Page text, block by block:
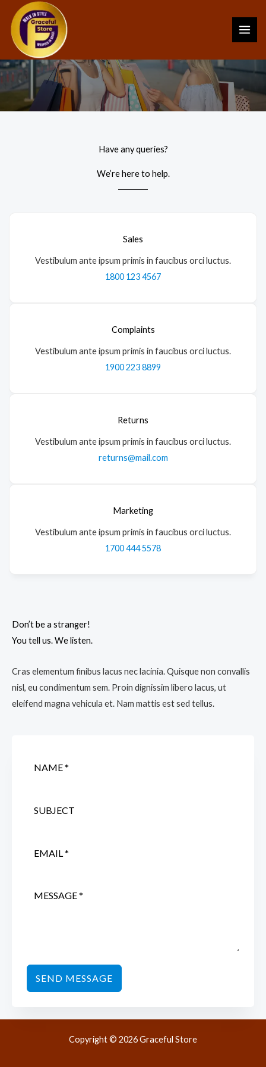
content
Have any queries?
We’re here to help.​
Sales
Vestibulum ante ipsum primis in faucibus orci luctus.
1800 123 4567
Complaints
Vestibulum ante ipsum primis in faucibus orci luctus.
1900 223 8899
Returns
Vestibulum ante ipsum primis in faucibus orci luctus.
returns@mail.com
Marketing
Vestibulum ante ipsum primis in faucibus orci luctus.
1700 444 5578
Don’t be a stranger!
You tell us. We listen.
Cras elementum finibus lacus nec lacinia. Quisque non convallis
nisl, eu condimentum sem. Proin dignissim libero lacus, ut
eleifend magna vehicula et. Nam mattis est sed tellus.
SEND MESSAGE
Copyright © 2026 Graceful Store